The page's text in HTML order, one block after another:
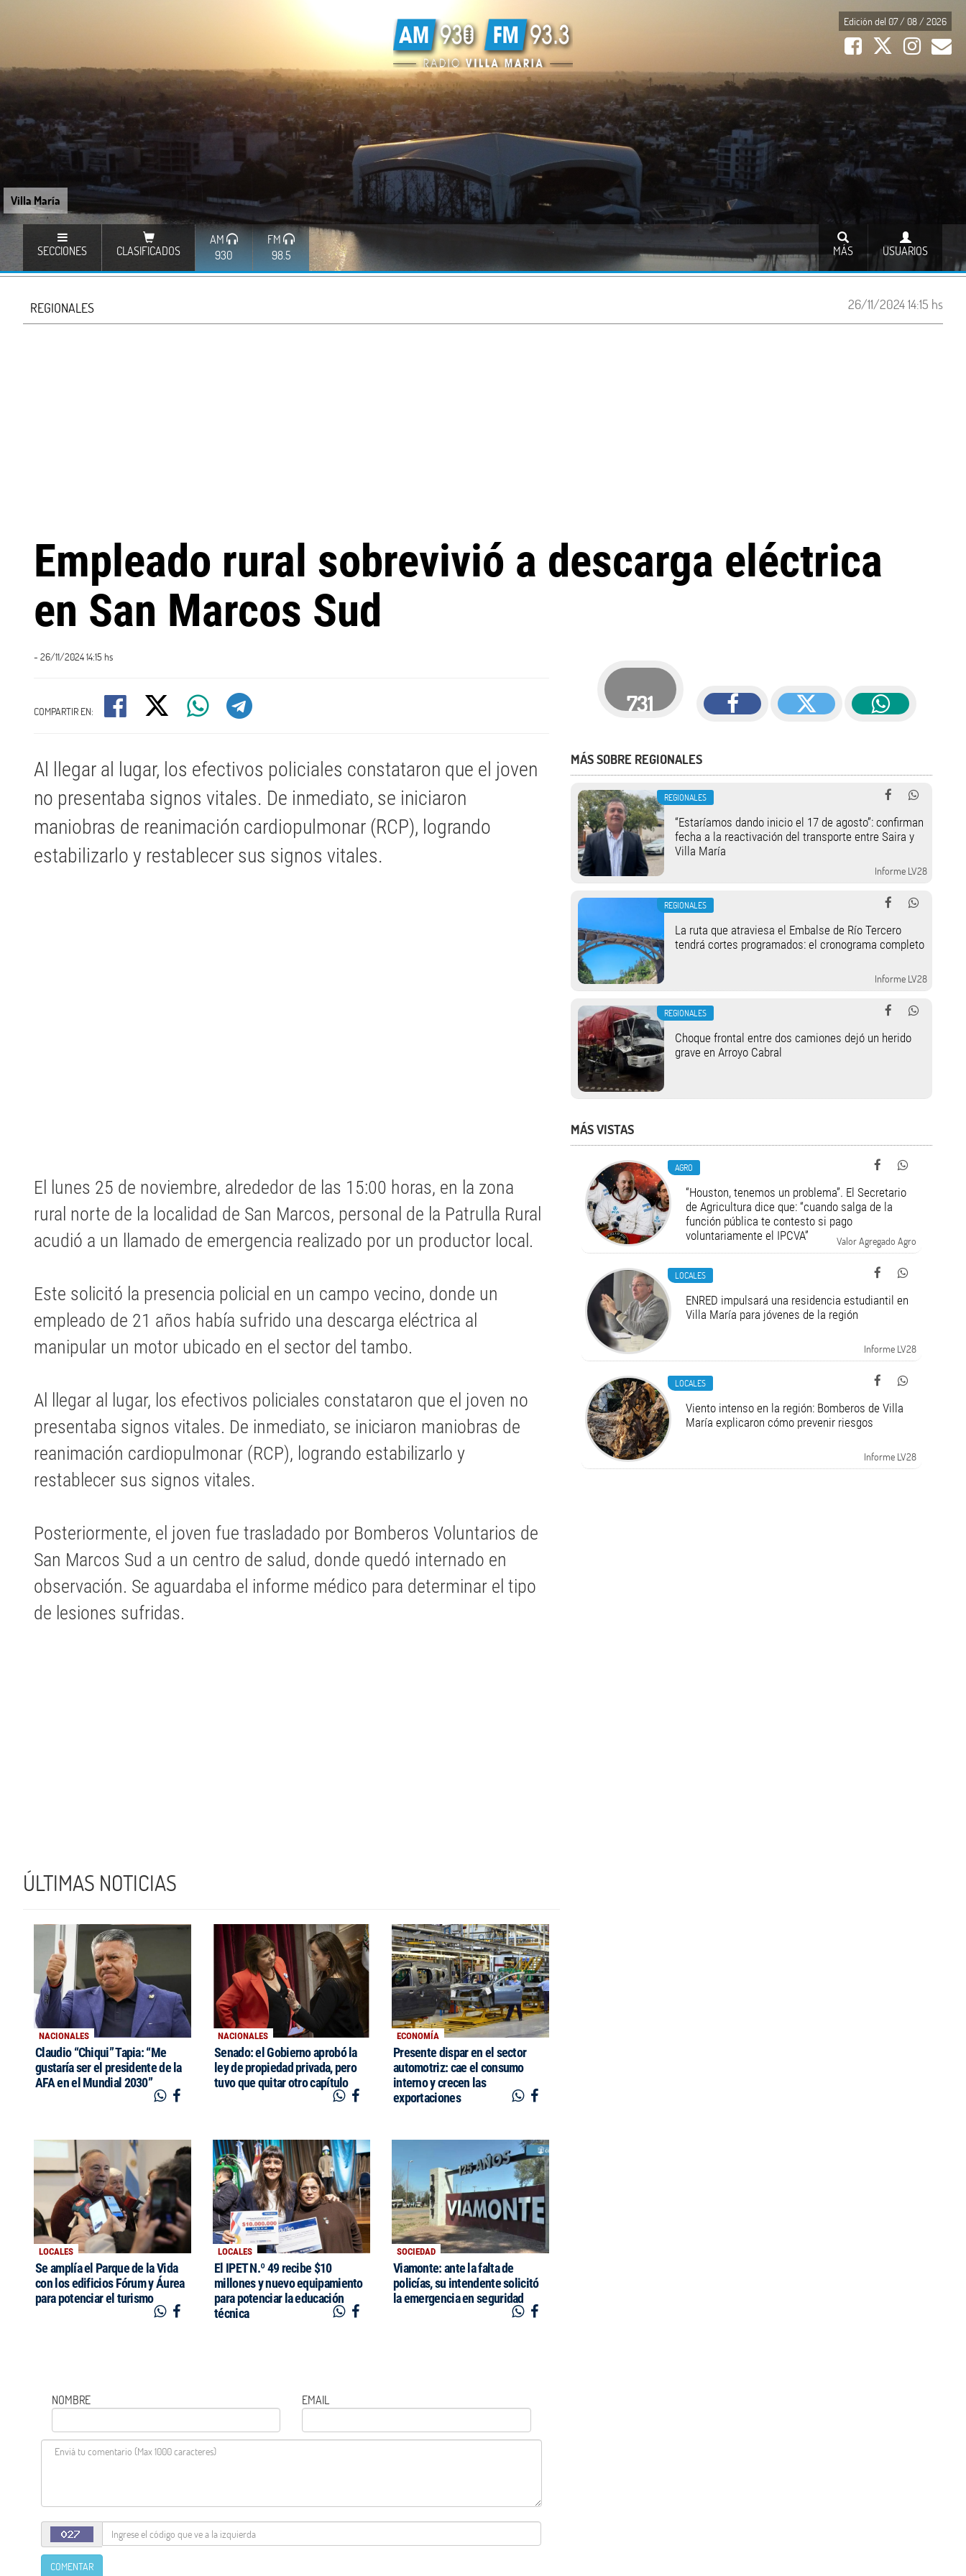
Villa María
Edición del 07 / 08 / 2026
SECCIONES CLASIFICADOS
AM
930
FM
98.5
USUARIOS
MÁS
26/11/2024 14:15 hs
REGIONALES
Empleado rural sobrevivió a descarga eléctrica
en San Marcos Sud
- 26/11/2024 14:15 hs
COMPARTIR EN:
Al llegar al lugar, los efectivos policiales constataron que el joven
no presentaba signos vitales. De inmediato, se iniciaron
maniobras de reanimación cardiopulmonar (RCP), logrando
estabilizarlo y restablecer sus signos vitales.
El lunes 25 de noviembre, alrededor de las 15:00 horas, en la zona
rural norte de la localidad de San Marcos, personal de la Patrulla Rural
acudió a un llamado de emergencia realizado por un productor local.
Este solicitó la presencia policial en un campo vecino, donde un
empleado de 21 años había sufrido una descarga eléctrica al
manipular un motor ubicado en el sector del tambo.
Al llegar al lugar, los efectivos policiales constataron que el joven no
presentaba signos vitales. De inmediato, se iniciaron maniobras de
reanimación cardiopulmonar (RCP), logrando estabilizarlo y
restablecer sus signos vitales.
Posteriormente, el joven fue trasladado por Bomberos Voluntarios de
San Marcos Sud a un centro de salud, donde quedó internado en
observación. Se aguardaba el informe médico para determinar el tipo
de lesiones sufridas.
ÚLTIMAS NOTICIAS
NACIONALES
Claudio “Chiqui” Tapia: “Me
gustaría ser el presidente de la
AFA en el Mundial 2030”
NACIONALES
Senado: el Gobierno aprobó la
ley de propiedad privada, pero
tuvo que quitar otro capítulo
ECONOMÍA
Presente dispar en el sector
automotriz: cae el consumo
interno y crecen las
exportaciones
LOCALES
Se amplía el Parque de la Vida
con los edificios Fórum y Áurea
para potenciar el turismo
LOCALES
El IPET N.º 49 recibe $10
millones y nuevo equipamiento
para potenciar la educación
técnica
SOCIEDAD
Viamonte: ante la falta de
policías, su intendente solicitó
la emergencia en seguridad
NOMBRE EMAIL
COMENTAR
731
MÁS SOBRE REGIONALES
REGIONALES
“Estaríamos dando inicio el 17 de agosto”: confirman
fecha a la reactivación del transporte entre Saira y
Villa María
Informe LV28
REGIONALES
La ruta que atraviesa el Embalse de Río Tercero
tendrá cortes programados: el cronograma completo
Informe LV28
REGIONALES
Choque frontal entre dos camiones dejó un herido
grave en Arroyo Cabral
MÁS VISTAS
AGRO
“Houston, tenemos un problema”. El Secretario
de Agricultura dice que: “cuando salga de la
función pública te contesto si pago
voluntariamente el IPCVA”
Valor Agregado Agro
LOCALES
ENRED impulsará una residencia estudiantil en
Villa María para jóvenes de la región
Informe LV28
LOCALES
Viento intenso en la región: Bomberos de Villa
María explicaron cómo prevenir riesgos
Informe LV28